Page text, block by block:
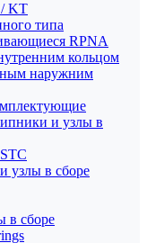
/ KT
типа
RPNA
кольцом
наружним
и узлы в
узлы в сборе
в сборе